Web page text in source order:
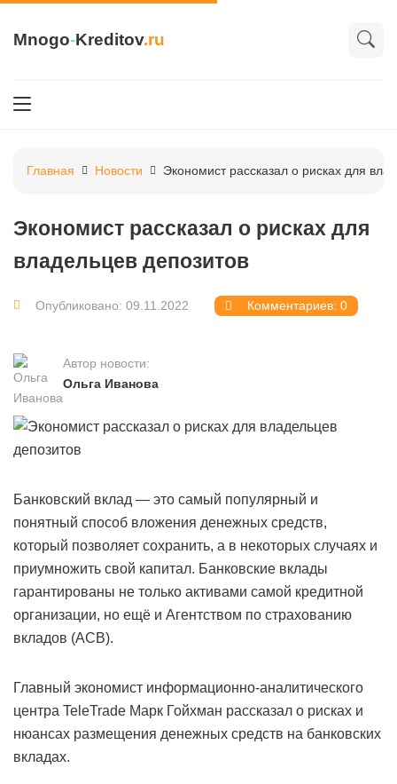
Mnogo-Kreditov.ru
Главная Новости Экономист рассказал о рисках для
Экономист рассказал о рисках для
владельцев депозитов
Опубликовано: 09.11.2022 Комментариев: 0
Автор новости:
Ольга Иванова
Банковский вклад — это самый популярный и
понятный способ вложения денежных средств,
который позволяет сохранить, а в некоторых случаях и
приумножить свой капитал. Банковские вклады
гарантированы не только активами самой кредитной
организации, но ещё и Агентством по страхованию
вкладов (АСВ).
Главный экономист информационно-аналитического
центра TeleTrade Марк Гойхман рассказал о рисках и
нюансах размещения денежных средств на банковских
вкладах.